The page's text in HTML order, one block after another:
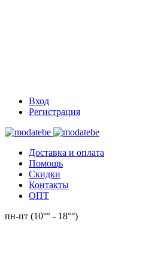
Вход
Регистрация
Доставка и оплата
Помощь
Скидки
Контакты
ОПТ
пн-пт (10°° - 18°°)